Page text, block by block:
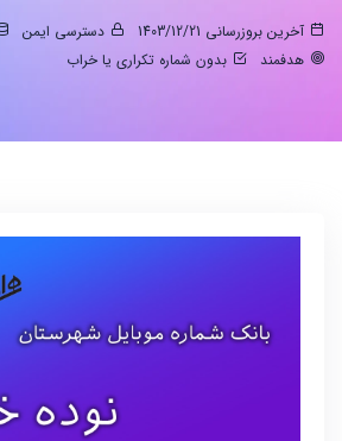
آخرین بروزرسانی 1403/12/21 دسترسی ایمن
هدفمند
بدون شماره تکراری یا خراب